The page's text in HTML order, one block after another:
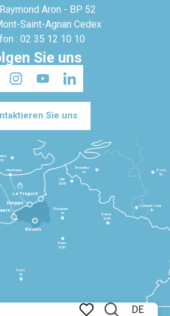
DE
Aron - BP 52
Saint-Agnan Cedex
: 02 35 12 10 10
Sie uns
Sie uns
Dieppe
Le Tréport
Tours
3h
Paris
1h30
Beauvais
1h
Reims
2h45
Lille
2h30
Bruxelles
3h
Newhaven
Bonn
5h
Luxembourg
4h
Rouen